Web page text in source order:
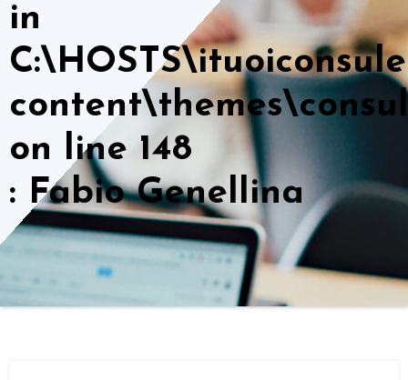
in
on line 148
: Fabio Genellina